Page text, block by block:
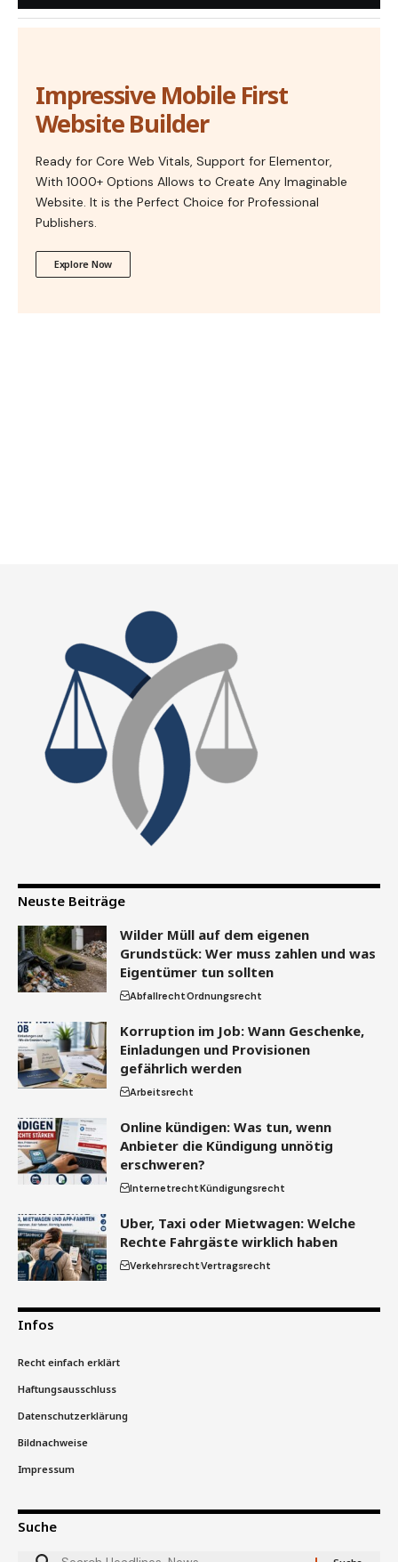
Impressive Mobile First
Website Builder
Ready for Core Web Vitals, Support for Elementor,
With 1000+ Options Allows to Create Any Imaginable
Website. It is the Perfect Choice for Professional
Publishers.
Explore Now
Neuste Beiträge
Wilder Müll auf dem eigenen
Grundstück: Wer muss zahlen und was
Eigentümer tun sollten
AbfallrechtOrdnungsrecht
Korruption im Job: Wann Geschenke,
Einladungen und Provisionen
gefährlich werden
Arbeitsrecht
Online kündigen: Was tun, wenn
Anbieter die Kündigung unnötig
erschweren?
InternetrechtKündigungsrecht
Uber, Taxi oder Mietwagen: Welche
Rechte Fahrgäste wirklich haben
VerkehrsrechtVertragsrecht
Infos
Recht einfach erklärt
Haftungsausschluss
Datenschutzerklärung
Bildnachweise
Impressum
Suche